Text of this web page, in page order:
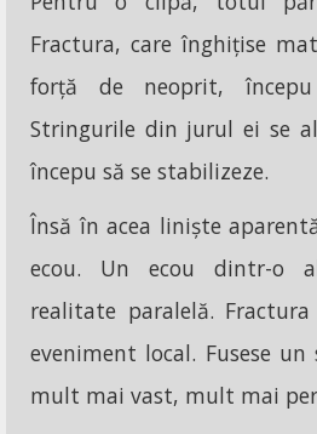
Fractura, care înghițise
forță de neoprit,
Stringurile din jurul ei se
începu să se stabilizeze.
Însă în acea liniște
ecou. Un ecou dintr-o
realitate paralelă.
eveniment local. Fusese
mult mai vast, mult mai